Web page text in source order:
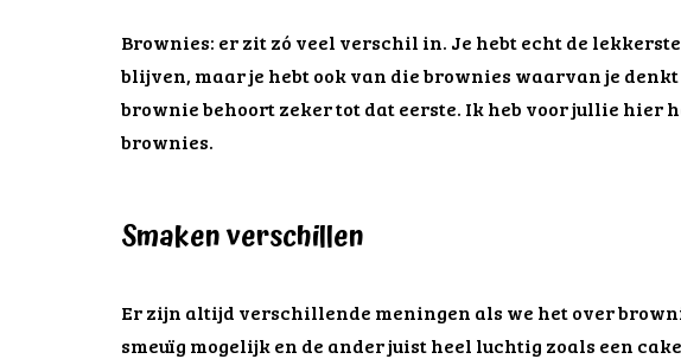
Brownies: er zit zó veel verschil in. Je hebt echt de
blijven, maar je hebt ook van die brownies waarvan je denkt
brownie behoort zeker tot dat eerste. Ik heb voor jullie hier
brownies.
Smaken verschillen
Er zijn altijd verschillende meningen als we het over
smeuïg mogelijk en de ander juist heel luchtig zoals een